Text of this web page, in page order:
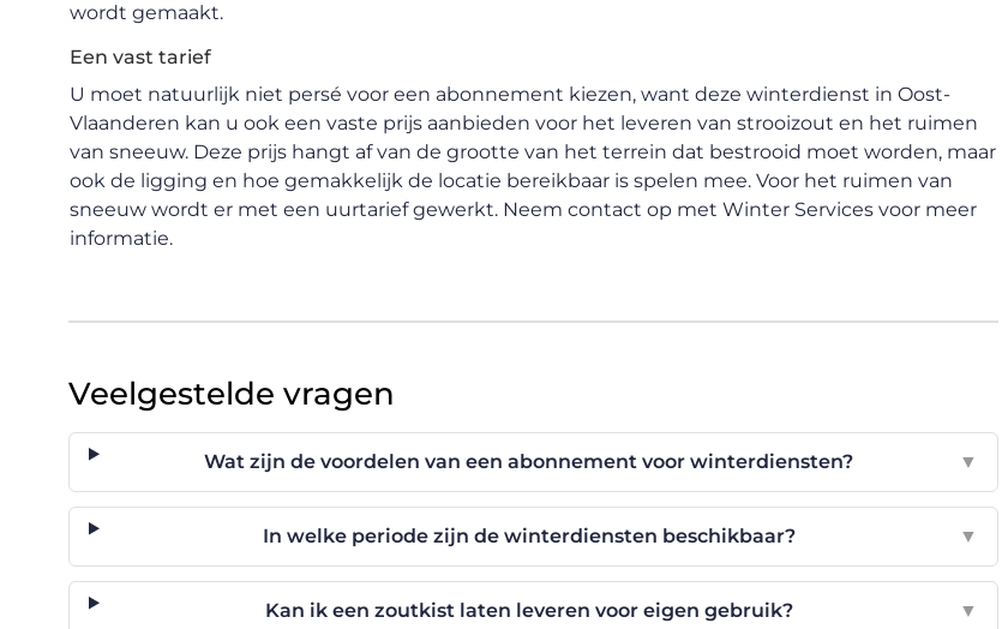
wordt gemaakt.
Een vast tarief
U moet natuurlijk niet persé voor een abonnement kiezen, want deze winterdienst in Oost-
Vlaanderen kan u ook een vaste prijs aanbieden voor het leveren van strooizout en het ruimen
van sneeuw. Deze prijs hangt af van de grootte van het terrein dat bestrooid moet worden, maar
ook de ligging en hoe gemakkelijk de locatie bereikbaar is spelen mee. Voor het ruimen van
sneeuw wordt er met een uurtarief gewerkt. Neem contact op met Winter Services voor meer
informatie.
Veelgestelde vragen
Wat zijn de voordelen van een abonnement voor winterdiensten? ▼
In welke periode zijn de winterdiensten beschikbaar? ▼
Kan ik een zoutkist laten leveren voor eigen gebruik? ▼